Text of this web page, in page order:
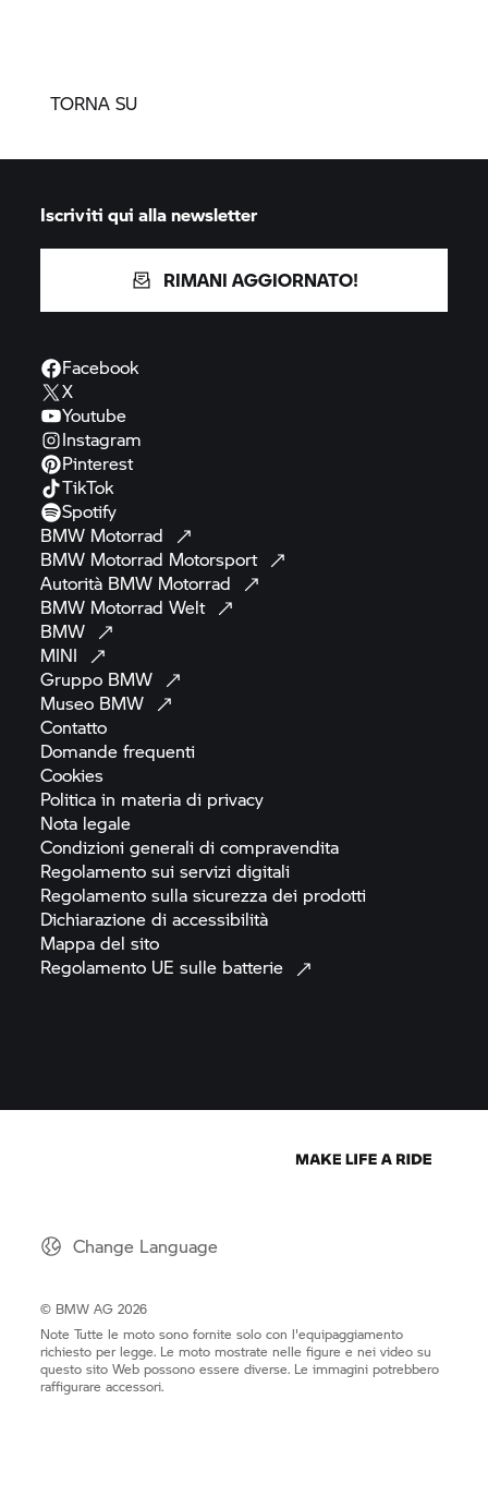
TORNA SU
Iscriviti qui alla newsletter
RIMANI AGGIORNATO!
Facebook
X
Youtube
Instagram
Pinterest
TikTok
Spotify
BMW Motorrad
BMW Motorrad Motorsport
Autorità BMW Motorrad
BMW Motorrad Welt
BMW
MINI
Gruppo BMW
Museo BMW
Contatto
Domandefrequenti
Cookies
Politica in materia di privacy
Nota legale
Condizioni generali dicompravendita
Regolamento sui servizidigitali
Regolamento sulla sicurezza dei prodotti
Dichiarazione diaccessibilità
Mappa delsito
Regolamento UE sulle batterie
Change Language
© BMW AG 2026
Note Tutte le moto sono fornite solo con l'equipaggiamento
richiesto per legge. Le moto mostrate nelle figure e nei video su
questo sito Web possono essere diverse. Le immagini potrebbero
raffigurare accessori.